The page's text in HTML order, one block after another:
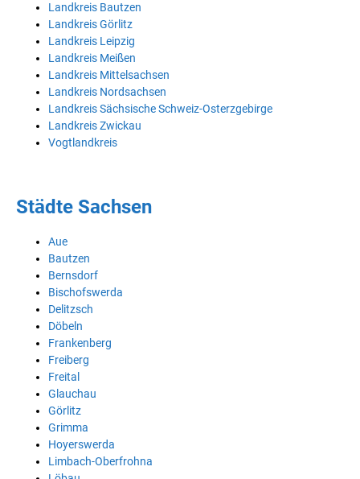
Landkreis Bautzen
Landkreis Görlitz
Landkreis Leipzig
Landkreis Meißen
Landkreis Mittelsachsen
Landkreis Nordsachsen
Landkreis Sächsische Schweiz-Osterzgebirge
Landkreis Zwickau
Vogtlandkreis
Städte Sachsen
Aue
Bautzen
Bernsdorf
Bischofswerda
Delitzsch
Döbeln
Frankenberg
Freiberg
Freital
Glauchau
Görlitz
Grimma
Hoyerswerda
Limbach-Oberfrohna